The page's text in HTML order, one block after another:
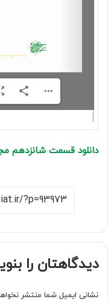
دانلود قسمت شانزدهم
دیدگاهتان را
نشانی ایمیل شما منتشر